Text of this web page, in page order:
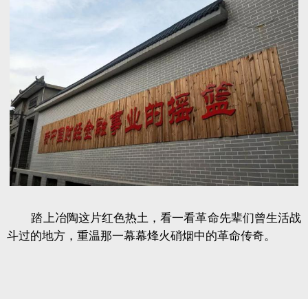
踏上冶陶这片红色热土，看一看革命先辈们曾生活战
斗过的地方，重温那一幕幕烽火硝烟中的革命传奇。